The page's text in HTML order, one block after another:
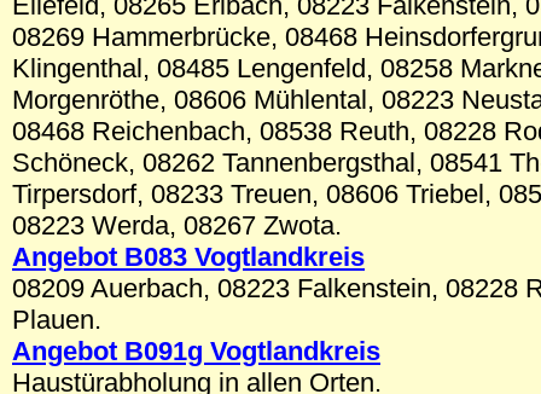
08269 Hammerbrücke, 08468
Klingenthal, 08485 Lengenfeld, 08258
Morgenröthe, 08606 Mühlental, 08223
08468 Reichenbach, 08538 Reuth, 08228
Schöneck, 08262 Tannenbergsthal, 08541
Tirpersdorf, 08233 Treuen, 08606 Triebel,
08223 Werda, 08267 Zwota.
Angebot B083 Vogtlandkreis
08209 Auerbach, 08223 Falkenstein, 08228
Plauen.
Angebot B091g Vogtlandkreis
Haustürabholung in allen Orten.